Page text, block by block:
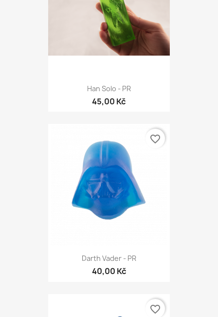
Han Solo - PR
45,00 Kč
Darth Vader - PR
40,00 Kč
favorite_border
favorite_border